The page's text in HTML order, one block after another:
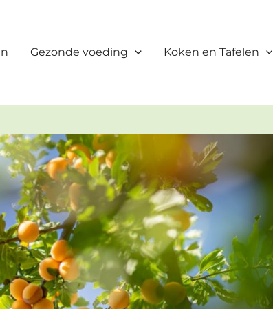
Gezonde voeding Koken en Tafelen